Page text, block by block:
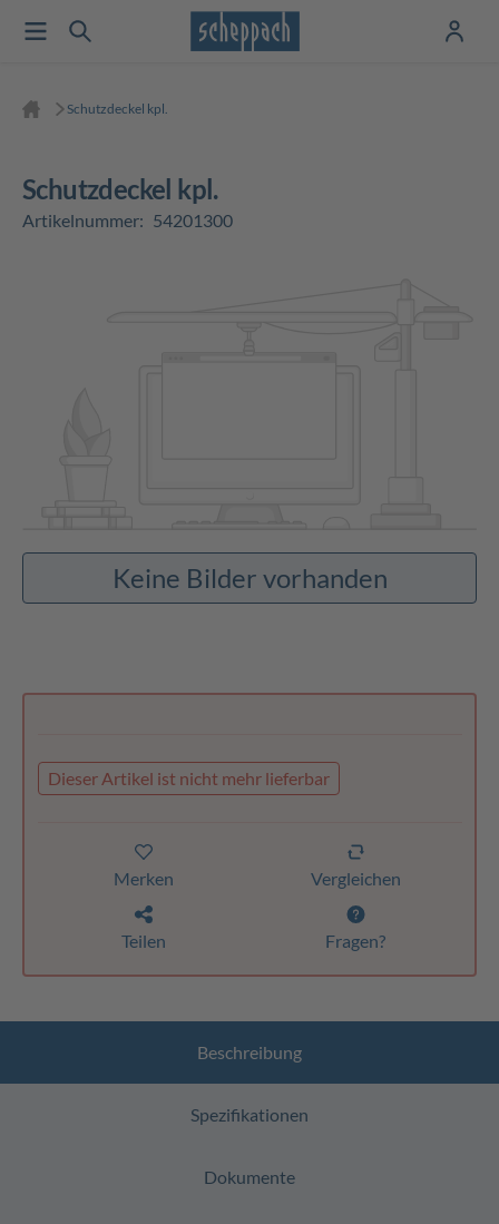
Schutzdeckel kpl.
Schutzdeckel kpl.
Artikelnummer: 54201300
Keine Bilder vorhanden
Dieser Artikel ist nicht mehr lieferbar
Merken Vergleichen
Teilen Fragen?
Beschreibung
Spezifikationen
Dokumente